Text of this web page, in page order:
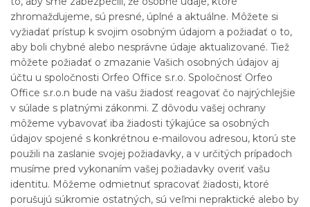
zhromažďujeme, sú presné, úplné a aktuálne. Môžete si
vyžiadať prístup k svojim osobným údajom a požiadať o to,
aby boli chybné alebo nesprávne údaje aktualizované. Tiež
môžete požiadať o zmazanie Vašich osobných údajov aj
účtu u spoločnosti Orfeo Office s.r.o. Spoločnosť Orfeo
Office s.r.o.n bude na vašu žiadosť reagovať čo najrýchlejšie
v súlade s platnými zákonmi. Z dôvodu vašej ochrany
môžeme vybavovať iba žiadosti týkajúce sa osobných
údajov spojené s konkrétnou e-mailovou adresou, ktorú ste
použili na zaslanie svojej požiadavky, a v určitých prípadoch
musíme pred vykonaním vašej požiadavky overiť vašu
identitu. Môžeme odmietnuť spracovať žiadosti, ktoré
porušujú súkromie ostatných, sú veľmi nepraktické alebo by